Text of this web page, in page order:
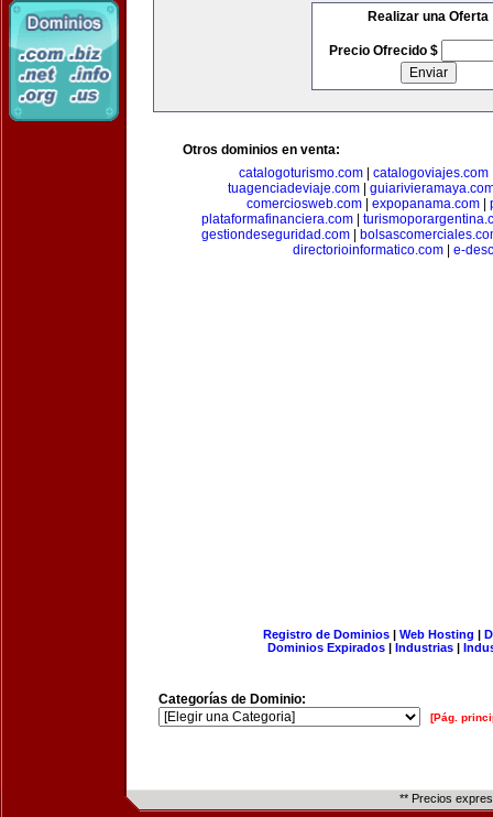
Realizar una Oferta
Precio Ofrecido $
Otros dominios en venta:
catalogoturismo.com
catalogoviajes.com
tuagenciadeviaje.com|
comerciosweb.com
expopanama.com
plataformafinanciera.com
gestiondeseguridad.com
directorioinformatico.com
e-
Registro de Dominios| Web Hosting |
Dominios Expirados | Industrias |
Categorías de Dominio:
[Pág.
** Precios